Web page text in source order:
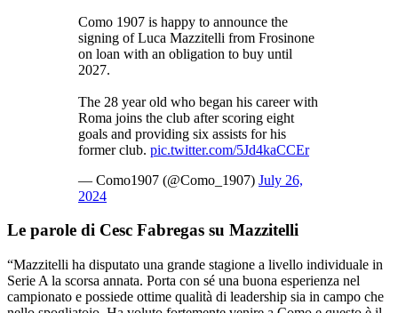
Como 1907 is happy to announce the
signing of Luca Mazzitelli from Frosinone
on loan with an obligation to buy until
2027.
The 28 year old who began his career with
Roma joins the club after scoring eight
goals and providing six assists for his
former club. pic.twitter.com/5Jd4kaCCEr
— Como1907 (@Como_1907) July 26,
2024
Le parole di Cesc Fabregas su Mazzitelli
“Mazzitelli ha disputato una grande stagione a livello individuale in
Serie A la scorsa annata. Porta con sé una buona esperienza nel
campionato e possiede ottime qualità di leadership sia in campo che